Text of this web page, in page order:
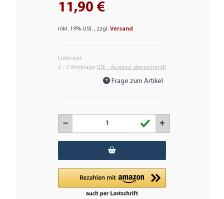
11,90 €
inkl. 19% USt. , zzgl. Versand
Lieferzeit:
2 - 3 Werktage (DE - Ausland abweichend)
Frage zum Artikel